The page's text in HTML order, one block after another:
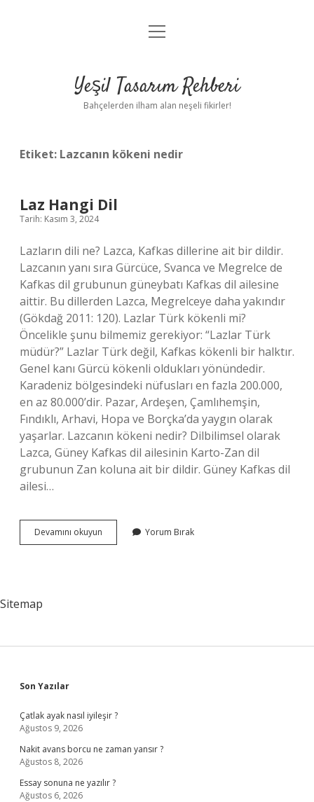
Anasayfa
Yasal Uyarı
menüyü
Yeşil Tasarım Rehberi
Bahçelerden ilham alan neşeli fikirler!
Etiket: Lazcanın kökeni nedir
Laz Hangi Dil
Tarih: Kasım 3, 2024
Lazların dili ne? Lazca, Kafkas dillerine ait bir dildir.
Lazcanın yanı sıra Gürcüce, Svanca ve Megrelce de
Kafkas dil grubunun güneybatı Kafkas dil ailesine
aittir. Bu dillerden Lazca, Megrelceye daha yakındır
(Gökdağ 2011: 120). Lazlar Türk kökenli mi?
Öncelikle şunu bilmemiz gerekiyor: “Lazlar Türk
müdür?” Lazlar Türk değil, Kafkas kökenli bir halktır.
Genel kanı Gürcü kökenli oldukları yönündedir.
Karadeniz bölgesindeki nüfusları en fazla 200.000,
en az 80.000’dir. Pazar, Ardeşen, Çamlıhemşin,
Fındıklı, Arhavi, Hopa ve Borçka’da yaygın olarak
yaşarlar. Lazcanın kökeni nedir? Dilbilimsel olarak
Lazca, Güney Kafkas dil ailesinin Karto-Zan dil
grubunun Zan koluna ait bir dildir. Güney Kafkas dil
ailesi…
Devamını okuyun
Hangi
Yorum Bırak
Sitemap
Sidebar
Son Yazılar
Çatlak ayak nasıl iyileşir ?
Ağustos 9, 2026
Nakit avans borcu ne zaman yansır ?
Ağustos 8, 2026
Essay sonuna ne yazılır ?
Ağustos 6, 2026